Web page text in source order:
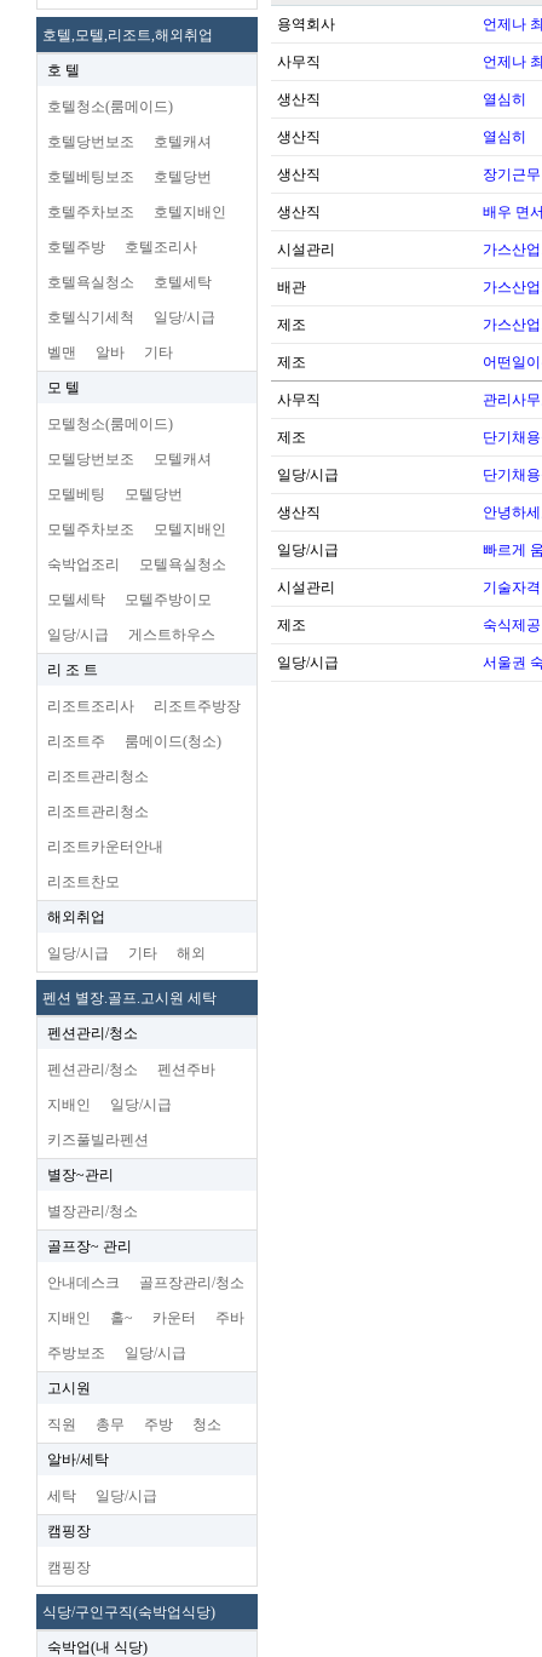
호텔,모텔,리조트,해외취업
호 텔
호텔청소(룸메이드)
호텔당번보조 호텔캐셔
호텔베팅보조 호텔당번
호텔주차보조 호텔지배인
호텔주방 호텔조리사
호텔욕실청소 호텔세탁
호텔식기세척 일당/시급
벨맨 알바 기타
모 텔
모텔청소(룸메이드)
모텔당번보조 모텔캐셔
모텔베팅 모텔당번
모텔주차보조 모텔지배인
숙박업조리 모텔욕실청소
모텔세탁 모텔주방이모
일당/시급 게스트하우스
리 조 트
리조트조리사 리조트주방장
리조트주 룸메이드(청소)
리조트관리청소
리조트관리청소
리조트카운터안내
리조트찬모
해외취업
일당/시급 기타 해외
펜션 별장.골프.고시원 세탁
펜션관리/청소
펜션관리/청소 펜션주바
지배인 일당/시급
키즈풀빌라펜션
별장~관리
별장관리/청소
골프장~ 관리
안내데스크 골프장관리/청소
지배인 홀~ 카운터 주바
주방보조 일당/시급
고시원
직원 총무 주방 청소
알바/세탁
세탁 일당/시급
캠핑장
캠핑장
식당/구인구직(숙박업식당)
숙박업(내 식당)
용역회사 언제나
사무직 언제나
생산직 열심히
생산직 열심히
생산직 장기근
생산직 배우 면
시설관리 가스산
배관 가스산
제조 가스산
제조 어떤일
사무직 관리사
제조 단기채
일당/시급 단기채
생산직 안녕하
일당/시급 빠르게
시설관리 기술자
제조 숙식제
일당/시급 서울권